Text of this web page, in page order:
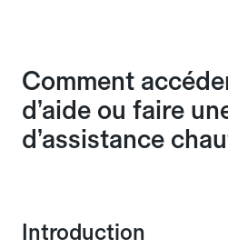
Comment
d’aide ou faire
d’assistance
Introduction